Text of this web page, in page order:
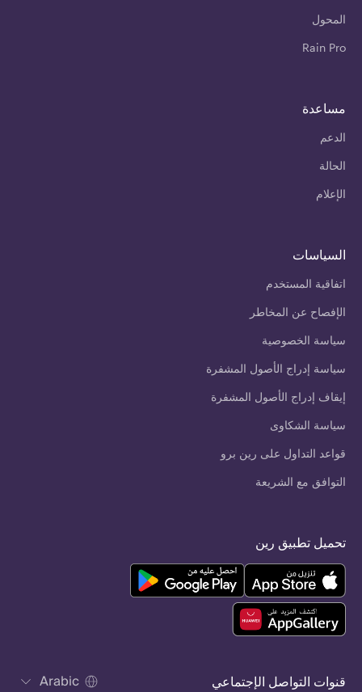
المحول
Rain Pro
مساعدة
الدعم
الحالة
الإعلام
السياسات
اتفاقية المستخدم
الإفصاح عن المخاطر
سياسة الخصوصية
سياسة إدراج الأصول المشفرة
إيقاف إدراج الأصول المشفرة
سياسة الشكاوى
قواعد التداول على رين برو
التوافق مع الشريعة
قنوات التواصل الإجتماعي Arabic
تحميل تطبيق رين